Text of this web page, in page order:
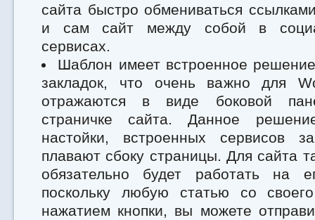
сайта быстро обмениваться
и сам сайт между собой в
сервисах.
Шаблон имеет встроенное
закладок, что очень важно для
отражаются в виде боковой
страничке сайта. Данное
настойки, встроенных сервисов
плавают сбоку страницы. Для сайта
обязательно будет работать на
поскольку любую статью со
нажатием кнопки, вы можете